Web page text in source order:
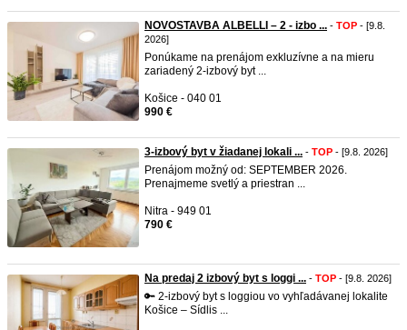
NOVOSTAVBA ALBELLI – 2 - izbo ... - TOP - [9.8.
2026]
Ponúkame na prenájom exkluzívne a na mieru
zariadený 2-izbový byt ...
Košice - 040 01
990 €
3-izbový byt v žiadanej lokali ... - TOP - [9.8. 2026]
Prenájom možný od: SEPTEMBER 2026.
Prenajmeme svetlý a priestran ...
Nitra - 949 01
790 €
Na predaj 2 izbový byt s loggi ... - TOP - [9.8. 2026]
🔑 2-izbový byt s loggiou vo vyhľadávanej lokalite
Košice – Sídlis ...